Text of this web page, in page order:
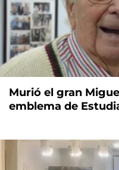
Murió el gran
emblema de